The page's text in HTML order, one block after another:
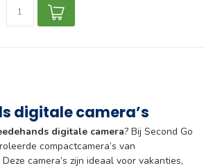
digitale camera’s
digitale camera? Bij Second Go
compactcamera’s van
camera’s zijn ideaal voor vakanties,